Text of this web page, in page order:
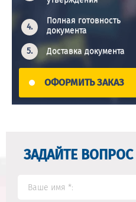
Полная готовность
документа
Доставка документа
ОФОРМИТЬ ЗАКАЗ
ЗАДАЙТЕ ВОПРОС